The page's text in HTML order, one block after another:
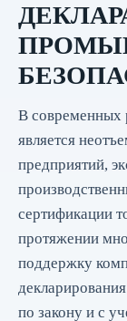
В современных
является
предприятий,
сертификации
протяжении
поддержку
по закону и с